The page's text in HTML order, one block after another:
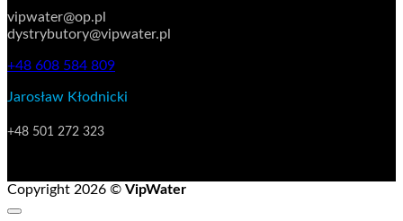
vipwater@op.pl
dystrybutory@vipwater.pl
+48 608 584 809
Jarosław Kłodnicki
+48 501 272 323
Copyright 2026 © VipWater